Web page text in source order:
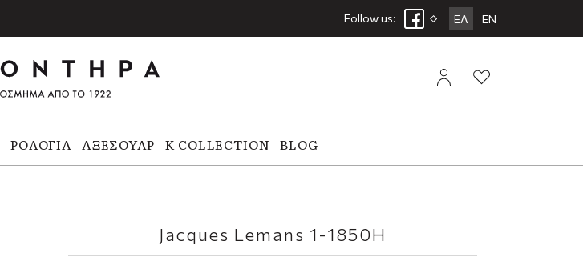
Follow us: ΕΛ EN
ΡΟΛΌΓΙΑ ΑΞΕΣΟΥΆΡ K COLLECTION BLOG
Jacques Lemans 1-1850H